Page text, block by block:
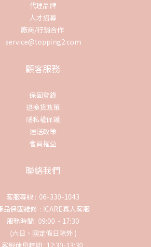
代理品牌
人才招募
廠商/行銷合作
service@topping2.com
顧客服務
保固登錄
退換貨政策
隱私權保護
運送政策
會員權益
聯絡我們
客服專線 : 06-330-1043
品保固維修 : ICARE真人客服
服務時間 : 09:00 - 17:30
(六日、國定假日除外 )